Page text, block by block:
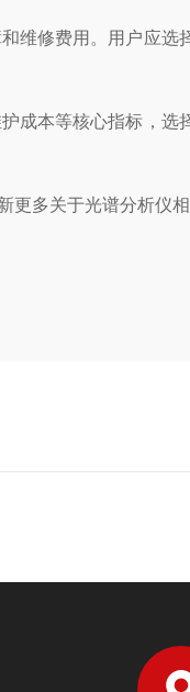
修费用。用户应选
本等核心指标，选
多关于光谱分析仪